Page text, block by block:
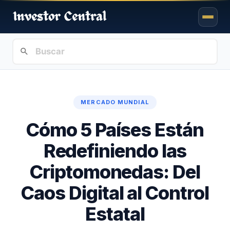
MERCADO MUNDIAL
Cómo 5 Países Están
Redefiniendo las
Criptomonedas: Del
Caos Digital al Control
Estatal